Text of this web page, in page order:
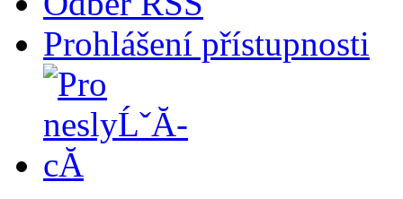
Prohlášení přístupnosti